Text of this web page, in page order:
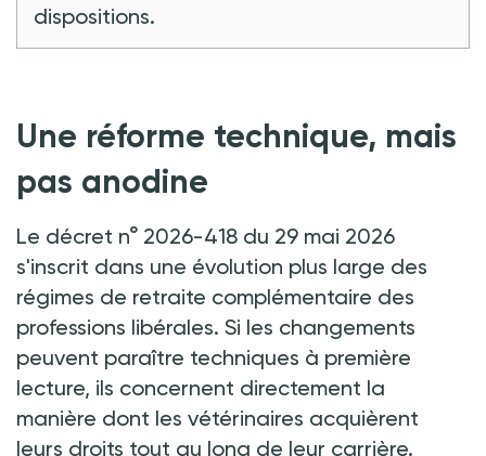
dispositions.
Une réforme technique, mais
pas anodine
Le décret n° 2026-418 du 29 mai 2026
s'inscrit dans une évolution plus large des
régimes de retraite complémentaire des
professions libérales. Si les changements
peuvent paraître techniques à première
lecture, ils concernent directement la
manière dont les vétérinaires acquièrent
leurs droits tout au long de leur carrière.